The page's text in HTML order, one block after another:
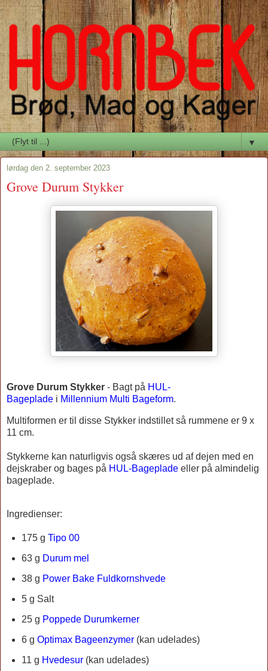
▼
lørdag den 2. september 2023
Grove Durum Stykker
Grove Durum Stykker - Bagt på HUL-
Bageplade i Millennium Multi Bageform.
Multiformen er til disse Stykker indstillet så rummene er 9 x
11 cm.
Stykkerne kan naturligvis også skæres ud af dejen med en
dejskraber og bages på HUL-Bageplade eller på almindelig
bageplade.
Ingredienser:
175 g Tipo 00
63 g Durum mel
38 g Power Bake Fuldkornshvede
5 g Salt
25 g Poppede Durumkerner
6 g Optimax Bageenzymer(kan udelades)
11 g Hvedesur(kan udelades)